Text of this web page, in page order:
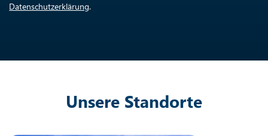
Datenschutzerklärung.
Unsere Standorte